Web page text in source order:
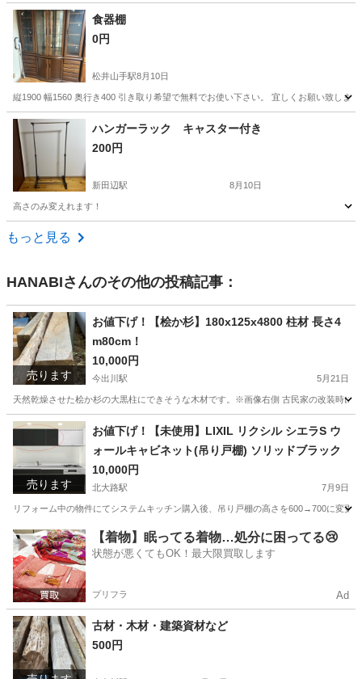
京都 八幡市 松井山手駅
食器棚
0円
松井山手駅8月10日
縦1900 幅1560 奥行き400 引き取り希望で無料でお使い下さい。 宜しくお願い致します
京都 八幡市 松井山手駅 収納家具
ハンガーラック キャスター付き
200円
新田辺駅 8月10日
高さのみ変えれます！
京都 京田辺市
もっと見る
HANABIさんのその他の投稿記事：
売ります
お値下げ！【桧か杉】180x125x4800 柱材 長さ4
m80cm！
10,000円
今出川駅 5月21日
天然乾燥させた桧か杉の大黒柱にできそうな木材です。※画像右側 古民家の改装時に
京都 京都市 今出川駅 その他
売ります
お値下げ！【未使用】LIXIL リクシル シエラS ウ
ォールキャビネット(吊り戸棚) ソリッドブラック
10,000円
北大路駅 7月9日
リフォーム中の物件にてシステムキッチン購入後、吊り戸棚の高さを600→700に変更
京都 京都市 北大路駅 収納家具 ウォール
【着物】眠ってる着物…処分に困ってる😢
状態が悪くてもOK！最大限買取します
プリフラ Ad
古材・木材・建築資材など
500円